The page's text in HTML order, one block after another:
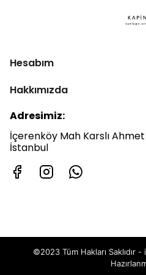
Hesabım
Hakkımızda
Adresimiz:
İçerenköy Mah Karslı
İstanbul
©2023 Tüm Hakları Saklıdır -